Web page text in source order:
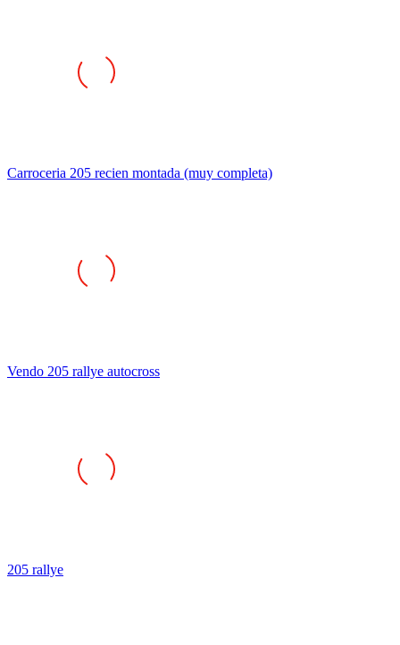
Carroceria 205 recien montada (muy completa)
Vendo 205 rallye autocross
205 rallye